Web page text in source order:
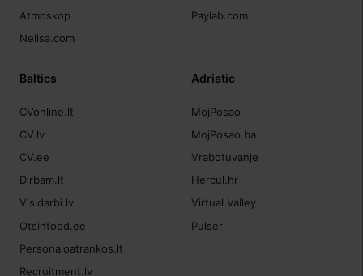
Atmoskop
Nelisa.com
Paylab.com
Baltics
CVonline.lt
CV.lv
CV.ee
Dirbam.lt
Visidarbi.lv
Otsintood.ee
Personaloatrankos.lt
Recruitment.lv
Adriatic
MojPosao
MojPosao.ba
Vrabotuvanje
Hercul.hr
Virtual Valley
Pulser